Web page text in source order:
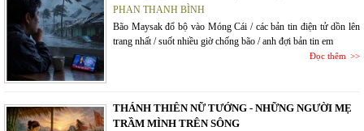
PHAN THANH BÌNH
Bão Maysak đổ bộ vào Móng Cái / các bản tin điện tử dồn lên
trang nhất / suốt nhiều giờ chống bão / anh đợi bản tin em
Đọc thêm
THÁNH THIÊN NỮ TƯỚNG - NHỮNG NGƯỜI MẸ
TRẦM MÌNH TRÊN SÔNG